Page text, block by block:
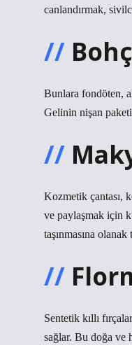
canlandırmak,
Bunlara fondöten,
Gelinin nişan
Kozmetik çantası,
ve paylaşmak için
taşınmasına olanak
Sentetik kıllı
sağlar. Bu doğa ve